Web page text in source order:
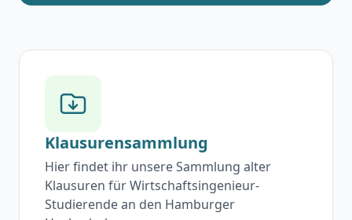
Klausurensammlung
Hier findet ihr unsere Sammlung alter
Klausuren für Wirtschaftsingenieur-
Studierende an den Hamburger